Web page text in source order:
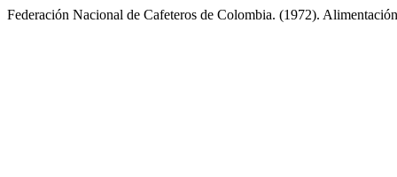
Federación Nacional de Cafeteros de Colombia. (1972).